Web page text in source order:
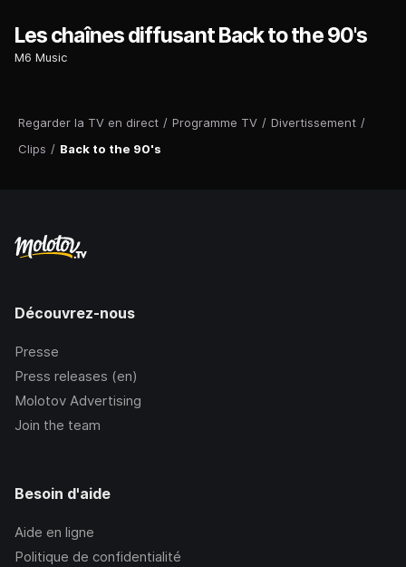
Regarder la TV en direct / Programme TV / Divertissement /
Clips / Back to the 90's
Les chaînes diffusant Back to the 90's
M6 Music
Découvrez-nous
Presse
Press releases (en)
Molotov Advertising
Join the team
Besoin d'aide
Aide en ligne
Politique de confidentialité